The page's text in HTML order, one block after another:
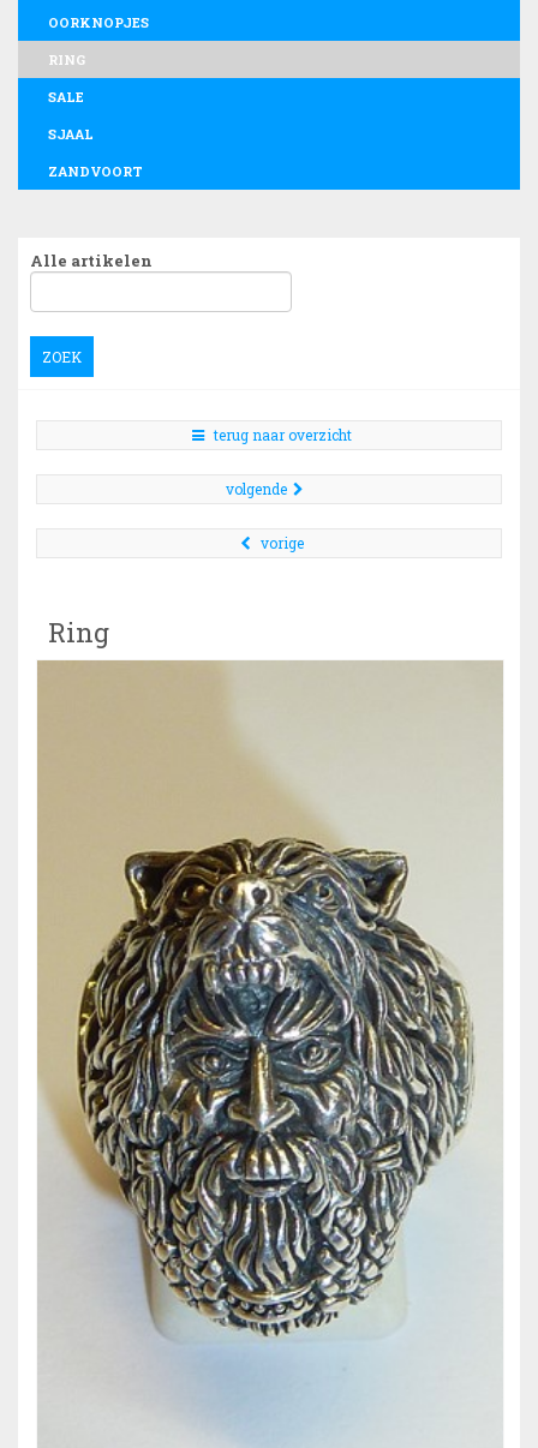
OORKNOPJES
RING
SALE
SJAAL
ZANDVOORT
Alle artikelen
ZOEK
terug naar overzicht
volgende
vorige
Ring